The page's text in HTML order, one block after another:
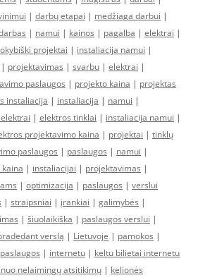
| darbų etapai | medžiaga darbui |
| namui | kainos | pagalba | elektrai |
projektai | instaliacija namui |
| projektavimas | svarbu | elektrai |
paslaugos | projekto kaina | projektas
instaliacija | instaliacija | namui |
| elektros tinklai | instaliacija namui |
projektavimo kaina | projektai | tinklų
paslaugos | paslaugos | namui |
| instaliacijai | projektavimas |
| optimizacija | paslaugos | verslui
| straipsniai | įrankiai | galimybės |
| šiuolaikiška | paslaugos verslui |
verslą | Lietuvoje | pamokos |
| internetu | keltu bilietai internetu
nelaimingų atsitikimų | kelionės